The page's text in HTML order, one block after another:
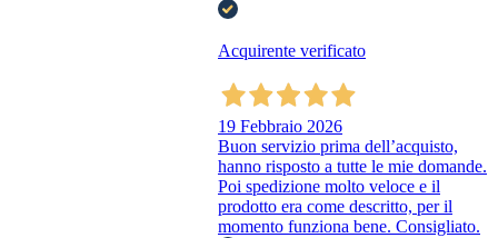
Acquirente verificato
19 Febbraio 2026
Buon servizio prima dell’acquisto,
hanno risposto a tutte le mie domande.
Poi spedizione molto veloce e il
prodotto era come descritto, per il
momento funziona bene. Consigliato.